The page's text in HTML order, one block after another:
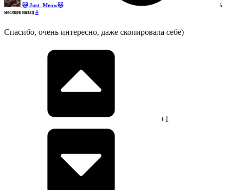
🐱 Just_Meow🐱
5
месяцев назад #
Спасибо, очень интересно, даже скопировала себе)
+1